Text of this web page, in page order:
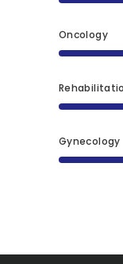
Oncology
Gynecology